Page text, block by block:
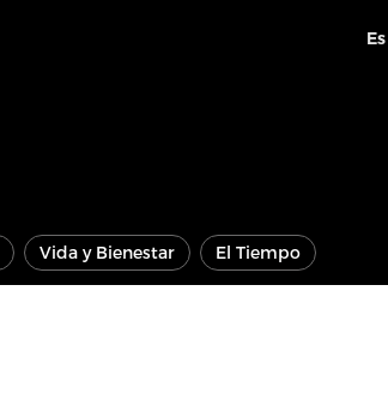
Es
Vida y Bienestar El Tiempo